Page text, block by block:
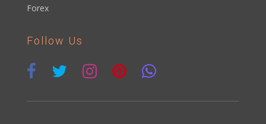
Forex
Follow Us